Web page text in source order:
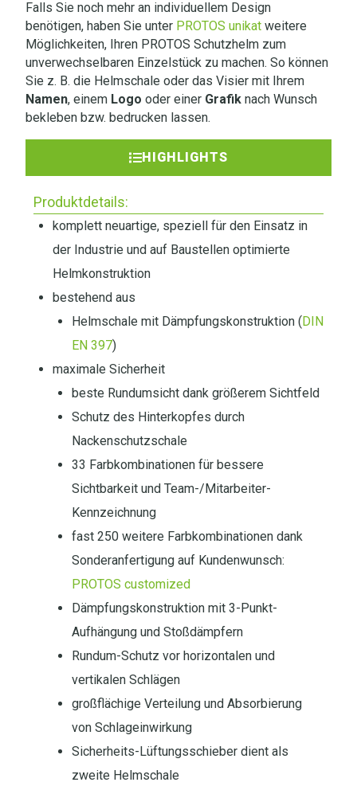
Falls Sie noch mehr an individuellem Design
benötigen, haben Sie unter PROTOS unikat weitere
Möglichkeiten, Ihren PROTOS Schutzhelm zum
unverwechselbaren Einzelstück zu machen. So können
Sie z. B. die Helmschale oder das Visier mit Ihrem
Namen, einem Logo oder einer Grafik nach Wunsch
bekleben bzw. bedrucken lassen.
HIGHLIGHTS
Produktdetails:
komplett neuartige, speziell für den Einsatz in
der Industrie und auf Baustellen optimierte
Helmkonstruktion
bestehend aus
Helmschale mit Dämpfungskonstruktion (DIN
EN 397)
maximale Sicherheit
beste Rundumsicht dank größerem Sichtfeld
Schutz des Hinterkopfes durch
Nackenschutzschale
33 Farbkombinationen für bessere
Sichtbarkeit und Team-/Mitarbeiter-
Kennzeichnung
fast 250 weitere Farbkombinationen dank
Sonderanfertigung auf Kundenwunsch:
PROTOS customized
Dämpfungskonstruktion mit 3-Punkt-
Aufhängung und Stoßdämpfern
Rundum-Schutz vor horizontalen und
vertikalen Schlägen
großflächige Verteilung und Absorbierung
von Schlageinwirkung
Sicherheits-Lüftungsschieber dient als
zweite Helmschale